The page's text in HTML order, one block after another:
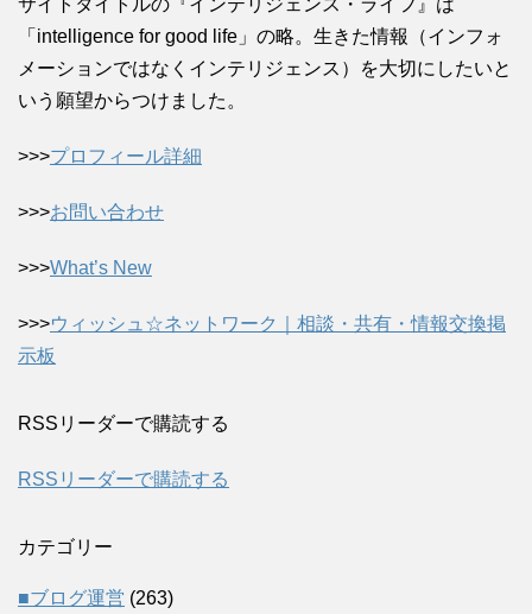
「intelligence for good life」の略。生きた情報（インフォ
メーションではなくインテリジェンス）を大切にしたいと
いう願望からつけました。
>>>プロフィール詳細
>>>お問い合わせ
>>>What’s New
>>>ウィッシュ☆ネットワーク｜相談・共有・情報交換掲
示板
RSSリーダーで購読する
RSSリーダーで購読する
カテゴリー
■ブログ運営 (263)